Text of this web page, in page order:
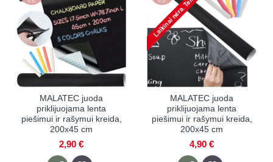
MALATEC juoda
priklijuojama lenta
piešimui ir rašymui kreida,
200x45 cm
2,90 €
MALATEC juoda
priklijuojama lenta
piešimui ir rašymui kreida,
200x45 cm
4,90 €